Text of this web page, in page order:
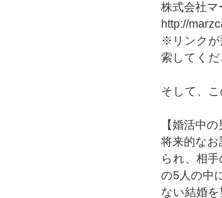
株式会社
http://
※リンクが
索してく
そして、
【婚活中
将来的な
られ、相
の5人の中
ない結婚